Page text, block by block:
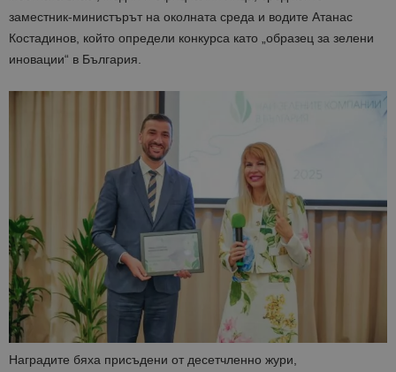
заместник-министърът на околната среда и водите Атанас
Костадинов, който определи конкурса като „образец за зелени
иновации“ в България.
Наградите бяха присъдени от десетчленно жури,